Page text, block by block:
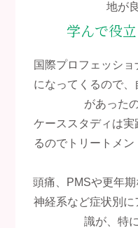
地が
学んで役
国際プロフェッシ
になってくるので
があった
ケーススタディは
るのでトリートメ
頭痛、PMSや更年
神経系など症状別
識が、特